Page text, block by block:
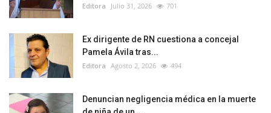
Editora Julio 31, 2026 701
Ex dirigente de RN cuestiona a concejal
Pamela Ávila tras...
Editora Agosto 2, 2026 494
Denuncian negligencia médica en la muerte